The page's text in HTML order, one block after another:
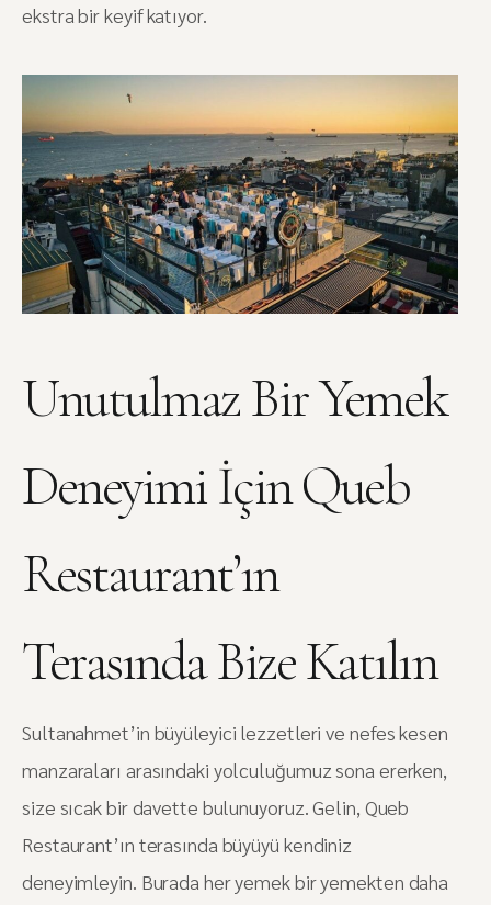
ekstra bir keyif katıyor.
Unutulmaz Bir Yemek
Deneyimi İçin Queb
Restaurant’ın
Terasında Bize Katılın
Sultanahmet’in büyüleyici lezzetleri ve nefes kesen
manzaraları arasındaki yolculuğumuz sona ererken,
size sıcak bir davette bulunuyoruz. Gelin, Queb
Restaurant’ın terasında büyüyü kendiniz
deneyimleyin. Burada her yemek bir yemekten daha